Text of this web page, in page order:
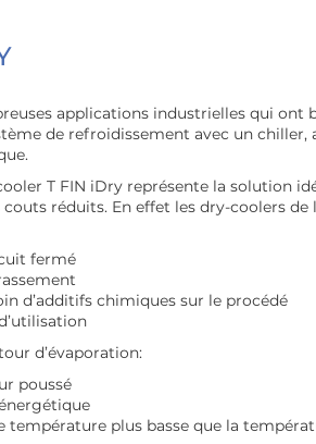
applications industrielles qui ont
de refroidissement avec un
T FIN iDry représente la solution
couts réduits. En effet les dry-coolers
fermé
d’additifs chimiques sur le procédé
d’évaporation:
poussé
température plus basse que la